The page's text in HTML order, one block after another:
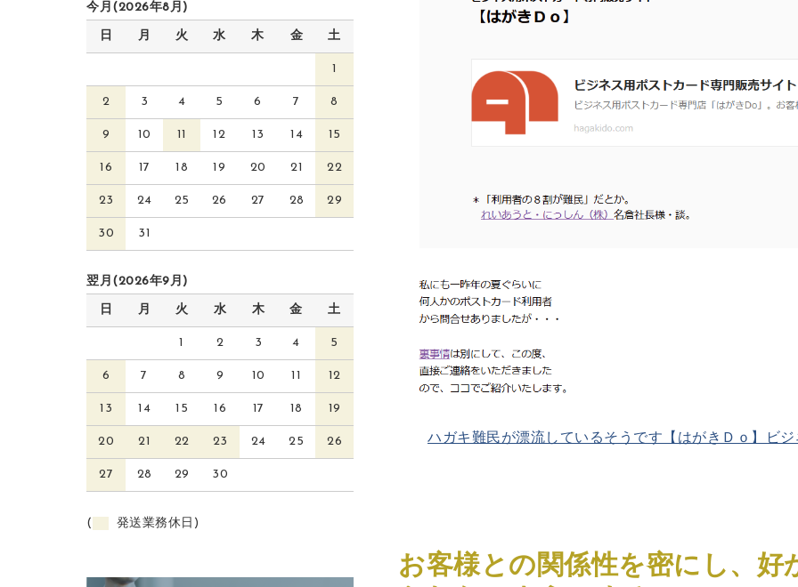
ハガキ難民が漂流しているそうです【はがきＤｏ】ビ
お客様との関係性を密にし、好
今月(2026年8月)
日 月 火 水 木 金 土
1
2 3 4 5 6 7 8
9 10 11 12 13 14 15
16 17 18 19 20 21 22
23 24 25 26 27 28 29
30 31
翌月(2026年9月)
日 月 火 水 木 金 土
1 2 3 4 5
6 7 8 9 10 11 12
13 14 15 16 17 18 19
20 21 22 23 24 25 26
27 28 29 30
( 発送業務休日)